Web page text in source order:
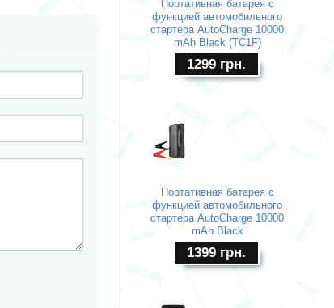
Портативная батарея с
функцией автомобильного
стартера AutoCharge 10000
mAh Black (TC1F)
1299 грн.
Портативная батарея с
функцией автомобильного
стартера AutoCharge 10000
mAh Black
1399 грн.